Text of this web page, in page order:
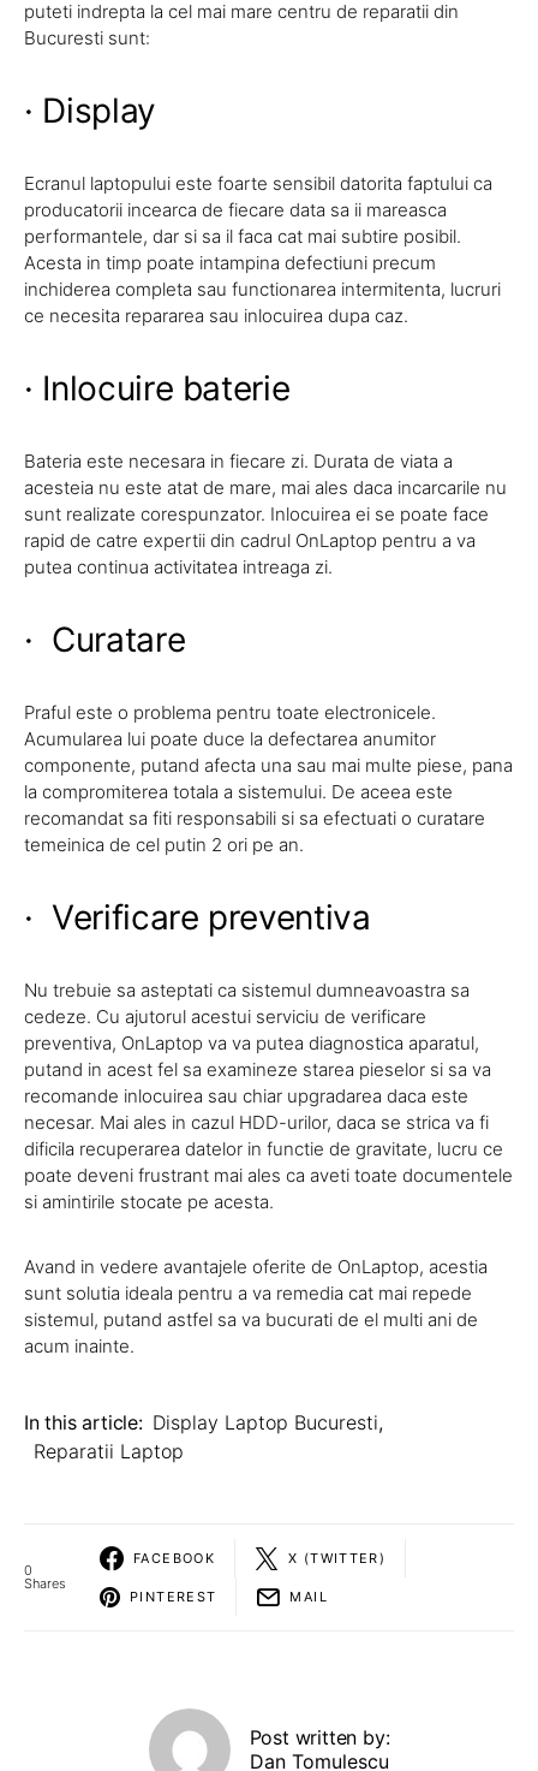
puteti indrepta la cel mai mare centru de reparatii din
Bucuresti sunt:
· Display
Ecranul laptopului este foarte sensibil datorita faptului ca
producatorii incearca de fiecare data sa ii mareasca
performantele, dar si sa il faca cat mai subtire posibil.
Acesta in timp poate intampina defectiuni precum
inchiderea completa sau functionarea intermitenta, lucruri
ce necesita repararea sau inlocuirea dupa caz.
· Inlocuire baterie
Bateria este necesara in fiecare zi. Durata de viata a
acesteia nu este atat de mare, mai ales daca incarcarile nu
sunt realizate corespunzator. Inlocuirea ei se poate face
rapid de catre expertii din cadrul OnLaptop pentru a va
putea continua activitatea intreaga zi.
· Curatare
Praful este o problema pentru toate electronicele.
Acumularea lui poate duce la defectarea anumitor
componente, putand afecta una sau mai multe piese, pana
la compromiterea totala a sistemului. De aceea este
recomandat sa fiti responsabili si sa efectuati o curatare
temeinica de cel putin 2 ori pe an.
· Verificare preventiva
Nu trebuie sa asteptati ca sistemul dumneavoastra sa
cedeze. Cu ajutorul acestui serviciu de verificare
preventiva, OnLaptop va va putea diagnostica aparatul,
putand in acest fel sa examineze starea pieselor si sa va
recomande inlocuirea sau chiar upgradarea daca este
necesar. Mai ales in cazul HDD-urilor, daca se strica va fi
dificila recuperarea datelor in functie de gravitate, lucru ce
poate deveni frustrant mai ales ca aveti toate documentele
si amintirile stocate pe acesta.
Avand in vedere avantajele oferite de OnLaptop, acestia
sunt solutia ideala pentru a va remedia cat mai repede
sistemul, putand astfel sa va bucurati de el multi ani de
acum inainte.
In this article: Display Laptop Bucuresti,
Reparatii Laptop
0
Shares
FACEBOOK X (TWITTER)
PINTEREST MAIL
Post written by:
Dan Tomulescu